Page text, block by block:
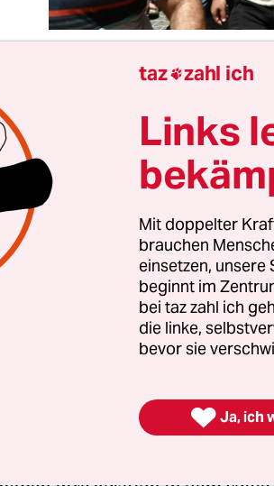
ist es ein Wunder, dass es
Die Wut, die sich in Israel
seit Langem angestaut. Bei
Diskriminierung,
radikale und aus den USA
von Ara­be­r*in­nen
letzten Tagen zu beobachten
Delegitimierung
haben Israels Premier
den
taz zahl ich
Links
Mit doppelter
brauchen
einsetzen,
beginnt im
bei taz zahl ich
die linke,
bevor sie
 Ja, ich